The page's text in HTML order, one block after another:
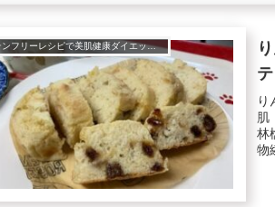
グルテンフリーレシピで美肌健康ダイエット！
り
肌
林
物